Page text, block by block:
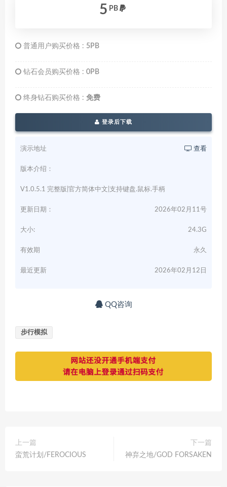
5 PB
普通用户购买价格 : 5PB
钻石会员购买价格 : 0PB
终身钻石购买价格 : 免费
登录后下载
演示地址 查看
版本介绍：
V1.0.5.1 完整版|官方简体中文|支持键盘.鼠标.手柄
更新日期： 2026年02月11号
大小: 24.3G
有效期 永久
最近更新 2026年02月12日
QQ咨询
步行模拟
上一篇
蛮荒计划/FEROCIOUS
下一篇
神弃之地/GOD FORSAKEN